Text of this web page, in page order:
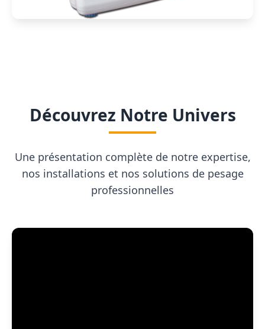
Découvrez Notre Univers
Une présentation complète de notre expertise,
nos installations et nos solutions de pesage
professionnelles